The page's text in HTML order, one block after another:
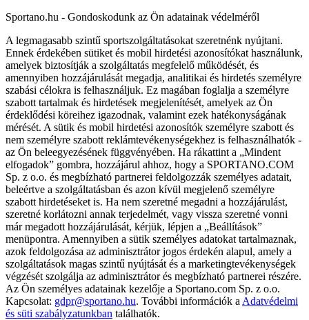
Sportano.hu - Gondoskodunk az Ön adatainak védelméről
A legmagasabb szintű sportszolgáltatásokat szeretnénk nyújtani.
Ennek érdekében sütiket és mobil hirdetési azonosítókat használunk,
amelyek biztosítják a szolgáltatás megfelelő működését, és
amennyiben hozzájárulását megadja, analitikai és hirdetés személyre
szabási célokra is felhasználjuk. Ez magában foglalja a személyre
szabott tartalmak és hirdetések megjelenítését, amelyek az Ön
érdeklődési köreihez igazodnak, valamint ezek hatékonyságának
mérését. A sütik és mobil hirdetési azonosítók személyre szabott és
nem személyre szabott reklámtevékenységekhez is felhasználhatók -
az Ön beleegyezésének függvényében. Ha rákattint a „Mindent
elfogadok” gombra, hozzájárul ahhoz, hogy a SPORTANO.COM
Sp. z o.o. és megbízható partnerei feldolgozzák személyes adatait,
beleértve a szolgáltatásban és azon kívül megjelenő személyre
szabott hirdetéseket is. Ha nem szeretné megadni a hozzájárulást,
szeretné korlátozni annak terjedelmét, vagy vissza szeretné vonni
már megadott hozzájárulását, kérjük, lépjen a „Beállítások”
menüpontra. Amennyiben a sütik személyes adatokat tartalmaznak,
azok feldolgozása az adminisztrátor jogos érdekén alapul, amely a
szolgáltatások magas szintű nyújtását és a marketingtevékenységek
végzését szolgálja az adminisztrátor és megbízható partnerei részére.
Az Ön személyes adatainak kezelője a Sportano.com Sp. z o.o.
Kapcsolat: gdpr@sportano.hu. További információk a Adatvédelmi
és süti szabályzatunkban találhatók.